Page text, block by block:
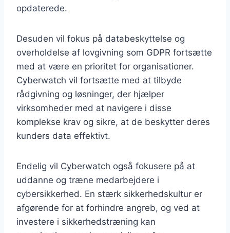
opdaterede.
Desuden vil fokus på databeskyttelse og
overholdelse af lovgivning som GDPR fortsætte
med at være en prioritet for organisationer.
Cyberwatch vil fortsætte med at tilbyde
rådgivning og løsninger, der hjælper
virksomheder med at navigere i disse
komplekse krav og sikre, at de beskytter deres
kunders data effektivt.
Endelig vil Cyberwatch også fokusere på at
uddanne og træne medarbejdere i
cybersikkerhed. En stærk sikkerhedskultur er
afgørende for at forhindre angreb, og ved at
investere i sikkerhedstræning kan